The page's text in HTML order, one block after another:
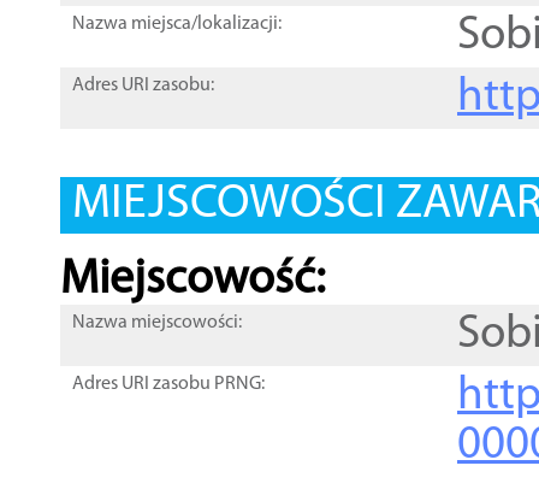
Nazwa miejsca/lokalizacji:
Adres URI zasobu:
MIEJSCOWOŚCI
Miejscowość:
Nazwa miejscowości:
Adres URI zasobu PRNG: